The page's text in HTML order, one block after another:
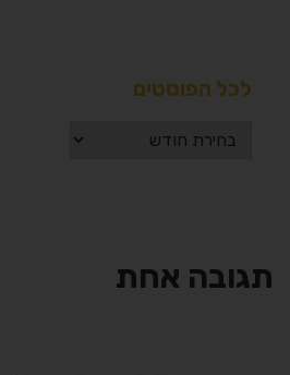
לכל הפוסטים
תגובה אחת